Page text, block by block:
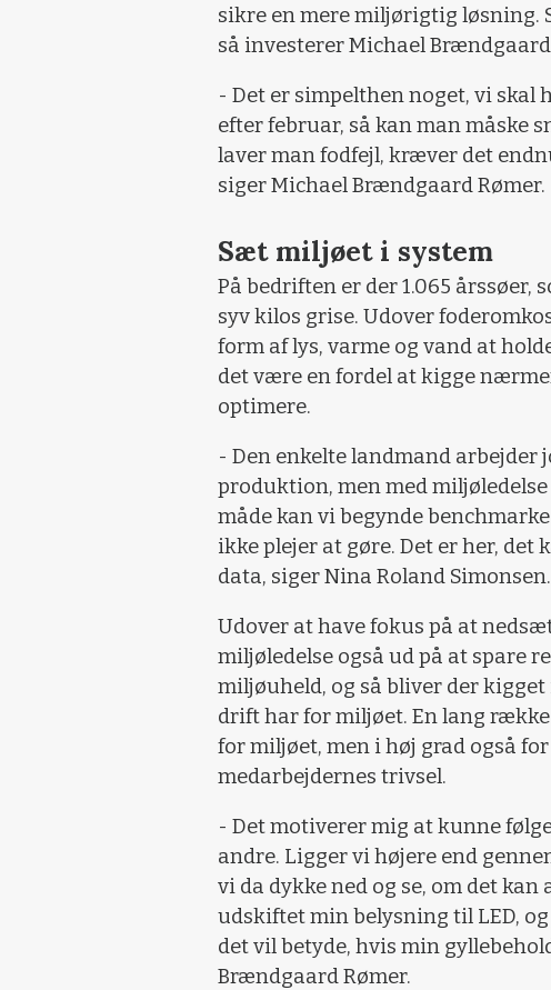
sikre en mere miljørigtig løsning.
så investerer Michael
- Det er simpelthen noget, vi skal
efter februar, så kan man måske
laver man fodfejl, kræver det
siger Michael Brændgaard Rømer.
Sæt miljøet i system
På bedriften er der 1.065 årssøer,
syv kilos grise. Udover
form af lys, varme og vand at
det være en fordel at kigge
optimere.
- Den enkelte landmand arbejder
produktion, men med
måde kan vi begynde
ikke plejer at gøre. Det er her,
data, siger Nina Roland Simonsen.
Udover at have fokus på at
miljøledelse også ud på at spare
miljøuheld, og så bliver der
drift har for miljøet. En lang
for miljøet, men i høj grad også
medarbejdernes trivsel.
- Det motiverer mig at kunne
andre. Ligger vi højere end
vi da dykke ned og se, om det
udskiftet min belysning til LED,
det vil betyde, hvis min
Brændgaard Rømer.